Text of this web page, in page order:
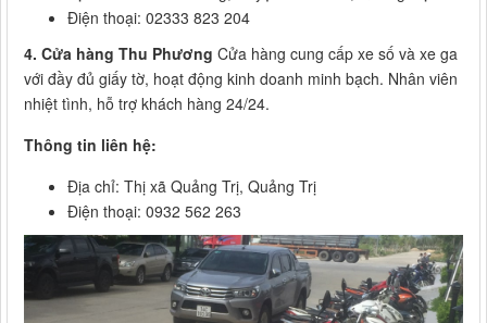
Điện thoại: 02333 823 204
4. Cửa hàng Thu Phương Cửa hàng cung cấp xe số và xe ga
với đầy đủ giấy tờ, hoạt động kinh doanh minh bạch. Nhân viên
nhiệt tình, hỗ trợ khách hàng 24/24.
Thông tin liên hệ:
Địa chỉ: Thị xã Quảng Trị, Quảng Trị
Điện thoại: 0932 562 263